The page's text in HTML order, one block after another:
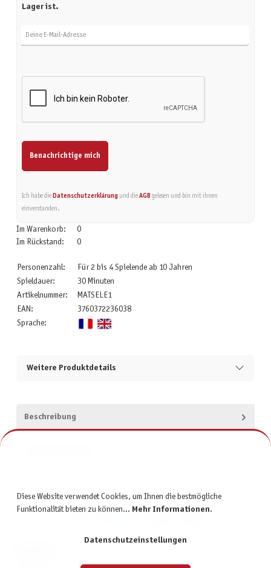
Lager ist.
Benachrichtige mich
Ich habe die Datenschutzerklärungund die AGBgelesen und bin mit ihnen
einverstanden.
Im Warenkorb:
0
Im Rückstand:
0
Personenzahl:
Für 2 bis 4 Spielende ab 10 Jahren
Spieldauer:
30 Minuten
Artikelnummer:
MATSELE1
EAN:
3760372236038
Sprache:
Weitere Produktdetails
Beschreibung
Diese Website verwendet Cookies, um Ihnen die bestmögliche
Funktionalität bieten zu können... Mehr Informationen.
Datenschutzeinstellungen